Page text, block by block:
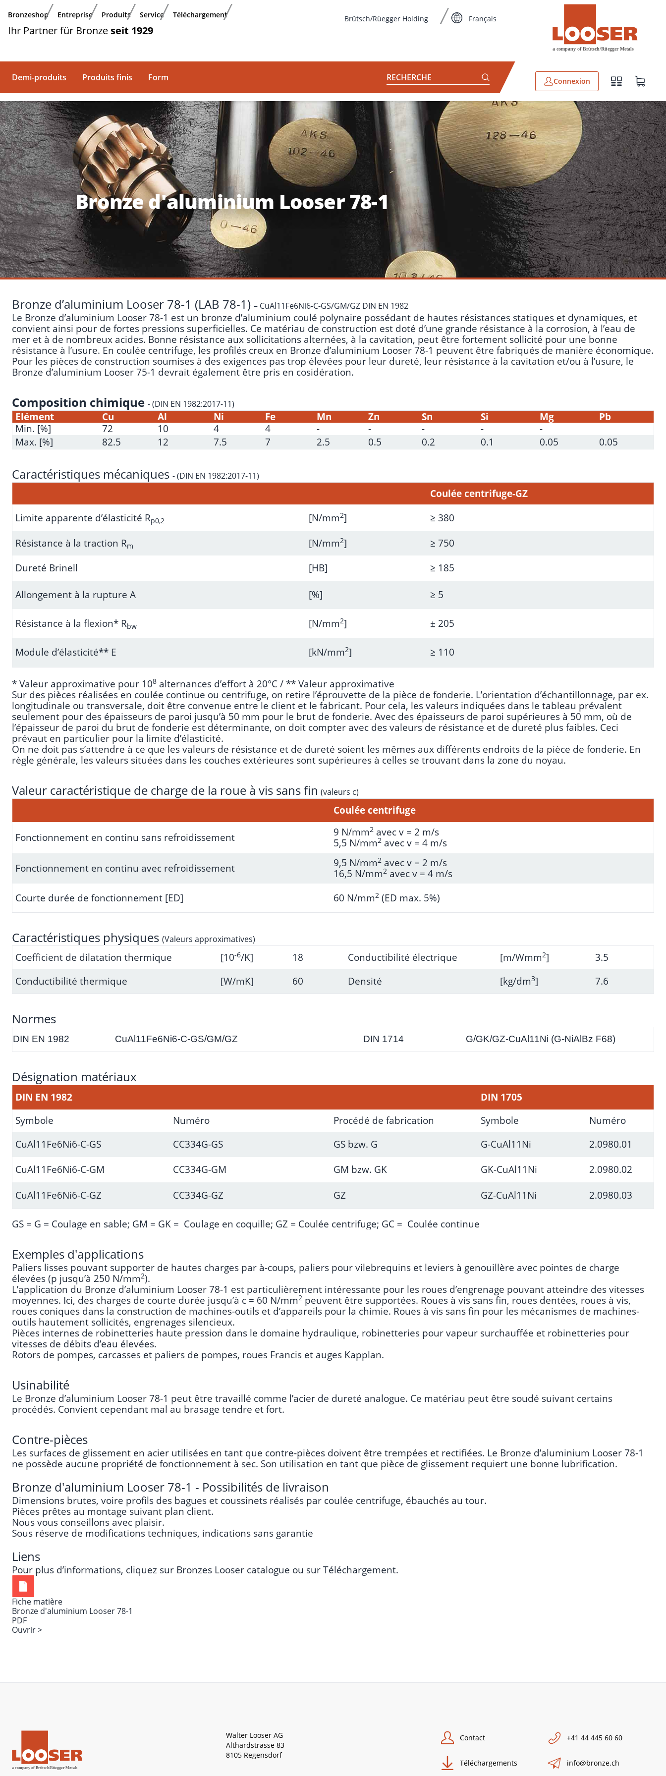
Aller au contenu principal
Bronzeshop Entreprise Produits Service Téléchargement
Ihr Partner für Bronze seit 1929
Brütsch/Rüegger Holding Français
Demi-produits Produits finis Form RECHERCHE Connexion
Bronze d'aluminium Looser 78-1
Bronze d’aluminium Looser 78-1 (LAB 78-1) – CuAl11Fe6Ni6-C-GS/GM/GZ DIN EN 1982
Le Bronze d’aluminium Looser 78-1 est un bronze d’aluminium coulé polynaire possédant de hautes résistances statiques et dynamiques, et
convient ainsi pour de fortes pressions superficielles. Ce matériau de construction est doté d’une grande résistance à la corrosion, à l’eau de
mer et à de nombreux acides. Bonne résistance aux sollicitations alternées, à la cavitation, peut être fortement sollicité pour une bonne
résistance à l’usure. En coulée centrifuge, les profilés creux en Bronze d’aluminium Looser 78-1 peuvent être fabriqués de manière économique.
Pour les pièces de construction soumises à des exigences pas trop élevées pour leur dureté, leur résistance à la cavitation et/ou à l’usure, le
Bronze d’aluminium Looser 75-1 devrait également être pris en cosidération.
Composition chimique - (DIN EN 1982:2017-11)
Elément Cu Al Ni Fe Mn Zn Sn Si Mg
Pb
Min. [%]
72 10 4 4 - - - -
-
Max. [%]
82.5 12 7.5 7 2.5 0.5 0.2 0.1 0.05 0.05
Caractéristiques mécaniques -(DIN EN 1982:2017-11)
Coulée centrifuge-GZ
Limite apparente d’élasticité Rp0,2 [N/mm2] ≥ 380
Résistance à la traction Rm [N/mm2]
≥ 750
Dureté Brinell
[HB] ≥ 185
Allongement à la rupture A [%] ≥ 5
Résistance à la flexion* Rbw [N/mm2] ± 205
Module d’élasticité** E [kN/mm2] ≥ 110
* Valeur approximative pour 108 alternances d’effort à 20°C / ** Valeur approximative
Sur des pièces réalisées en coulée continue ou centrifuge, on retire l’éprouvette de la pièce de fonderie. L’orientation d’échantillonnage, par ex.
longitudinale ou transversale, doit être convenue entre le client et le fabricant. Pour cela, les valeurs indiquées dans le tableau prévalent
seulement pour des épaisseurs de paroi jusqu’à 50 mm pour le brut de fonderie. Avec des épaisseurs de paroi supérieures à 50 mm, où de
l’épaisseur de paroi du brut de fonderie est déterminante, on doit compter avec des valeurs de résistance et de dureté plus faibles. Ceci
prévaut en particulier pour la limite d’élasticité.
On ne doit pas s’attendre à ce que les valeurs de résistance et de dureté soient les mêmes aux différents endroits de la pièce de fonderie. En
règle générale, les valeurs situées dans les couches extérieures sont supérieures à celles se trouvant dans la zone du noyau.
Valeur caractéristique de charge de la roue à vis sans fin (valeurs c)
Coulée centrifuge
Fonctionnement en continu sans refroidissement 9 N/mm2 avec v = 2 m/s
5,5 N/mm2 avec v = 4 m/s
Fonctionnement en continu avec refroidissement 9,5 N/mm2 avec v = 2 m/s
16,5 N/mm2 avec v = 4 m/s
Courte durée de fonctionnement [ED]
60 N/mm2 (ED max. 5%)
Caractéristiques physiques (Valeurs approximatives)
Coefficient de dilatation thermique [10-6/K] 18 Conductibilité électrique [m/Wmm2]
3.5
Conductibilité thermique
[W/mK] 60 Densité [kg/dm3] 7.6
Normes
DIN EN 1982 CuAl11Fe6Ni6-C-GS/GM/GZ DIN 1714 G/GK/GZ-CuAl11Ni (G-NiAlBz F68)
Désignation matériaux
DIN EN 1982
DIN 1705
Symbole
Numéro Procédé de fabrication Symbole
Numéro
CuAl11Fe6Ni6-C-GS
CC334G-GS GS bzw. G G-CuAl11Ni 2.0980.01
CuAl11Fe6Ni6-C-GM CC334G-GM GM bzw. GK GK-CuAl11Ni 2.0980.02
CuAl11Fe6Ni6-C-GZ CC334G-GZ GZ GZ-CuAl11Ni 2.0980.03
GS = G = Coulage en sable; GM = GK = Coulage en coquille; GZ = Coulée centrifuge; GC = Coulée continue
Exemples d'applications
Paliers lisses pouvant supporter de hautes charges par à-coups, paliers pour vilebrequins et leviers à genouillère avec pointes de charge
élevées (p jusqu’à 250 N/mm2).
L’application du Bronze d’aluminium Looser 78-1 est particulièrement intéressante pour les roues d’engrenage pouvant atteindre des vitesses
moyennes. Ici, des charges de courte durée jusqu’à c = 60 N/mm2 peuvent être supportées. Roues à vis sans fin, roues dentées, roues à vis,
roues coniques dans la construction de machines-outils et d’appareils pour la chimie. Roues à vis sans fin pour les mécanismes de machines-
outils hautement sollicités, engrenages silencieux.
Pièces internes de robinetteries haute pression dans le domaine hydraulique, robinetteries pour vapeur surchauffée et robinetteries pour
vitesses de débits d’eau élevées.
Rotors de pompes, carcasses et paliers de pompes, roues Francis et auges Kapplan.
Usinabilité
Le Bronze d’aluminium Looser 78-1 peut être travaillé comme l’acier de dureté analogue. Ce matériau peut être soudé suivant certains
procédés. Convient cependant mal au brasage tendre et fort.
Contre-pièces
Les surfaces de glissement en acier utilisées en tant que contre-pièces doivent être trempées et rectifiées. Le Bronze d’aluminium Looser 78-1
ne possède aucune propriété de fonctionnement à sec. Son utilisation en tant que pièce de glissement requiert une bonne lubrification.
Bronze d'aluminium Looser 78-1 - Possibilités de livraison
Dimensions brutes, voire profils des bagues et coussinets réalisés par coulée centrifuge, ébauchés au tour.
Pièces prêtes au montage suivant plan client.
Nous vous conseillons avec plaisir.
Sous réserve de modifications techniques, indications sans garantie
Liens
Pour plus d’informations, cliquez sur Bronzes Looser catalogue ou sur Téléchargement.
Fiche matière
Bronze d'aluminium Looser 78-1
PDF
Ouvrir >
Walter Looser AG
Althardstrasse 83
8105 Regensdorf
Contact
Téléchargements
+41 44 445 60 60
info@bronze.ch